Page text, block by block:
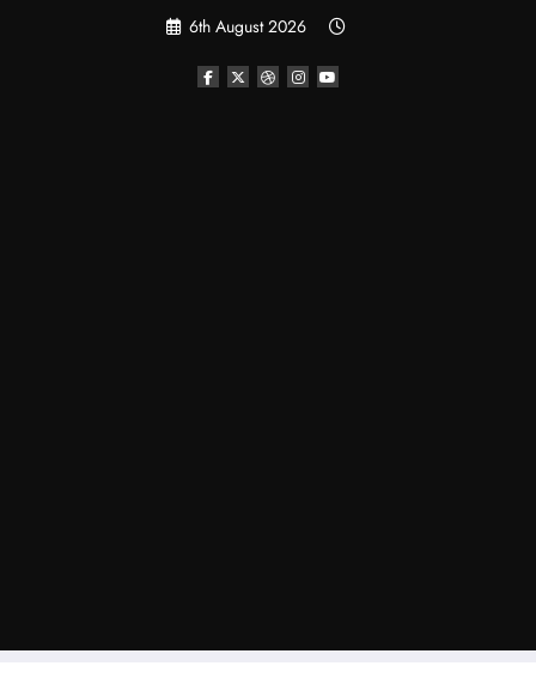
6th August 2026